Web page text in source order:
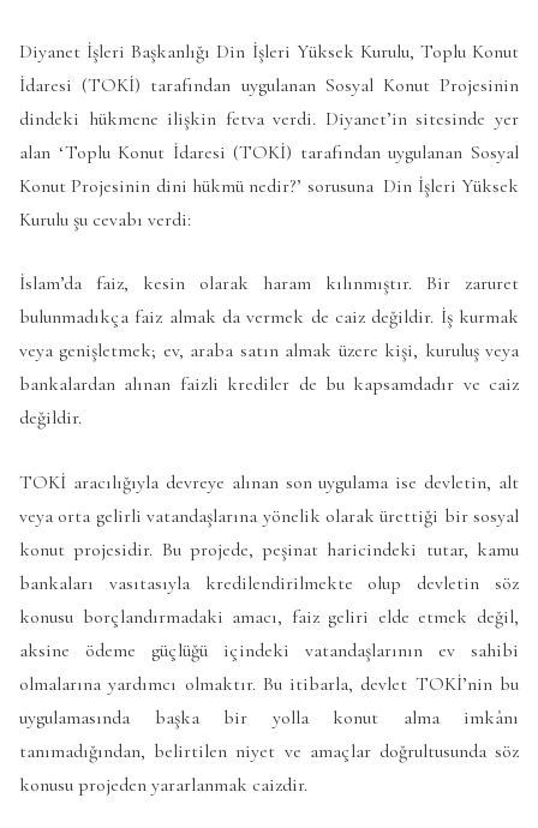
Diyanet İşleri Başkanlığı Din İşleri Yüksek Kurulu, Toplu Konut
İdaresi (TOKİ) tarafından uygulanan Sosyal Konut Projesinin
dindeki hükmene ilişkin fetva verdi. Diyanet’in sitesinde yer
alan ‘Toplu Konut İdaresi (TOKİ) tarafından uygulanan Sosyal
Konut Projesinin dini hükmü nedir?’ sorusuna Din İşleri Yüksek
Kurulu şu cevabı verdi:
İslam’da faiz, kesin olarak haram kılınmıştır. Bir zaruret
bulunmadıkça faiz almak da vermek de caiz değildir. İş kurmak
veya genişletmek; ev, araba satın almak üzere kişi, kuruluş veya
bankalardan alınan faizli krediler de bu kapsamdadır ve caiz
değildir.
TOKİ aracılığıyla devreye alınan son uygulama ise devletin, alt
veya orta gelirli vatandaşlarına yönelik olarak ürettiği bir sosyal
konut projesidir. Bu projede, peşinat haricindeki tutar, kamu
bankaları vasıtasıyla kredilendirilmekte olup devletin söz
konusu borçlandırmadaki amacı, faiz geliri elde etmek değil,
aksine ödeme güçlüğü içindeki vatandaşlarının ev sahibi
olmalarına yardımcı olmaktır. Bu itibarla, devlet TOKİ’nin bu
uygulamasında başka bir yolla konut alma imkânı
tanımadığından, belirtilen niyet ve amaçlar doğrultusunda söz
konusu projeden yararlanmak caizdir.